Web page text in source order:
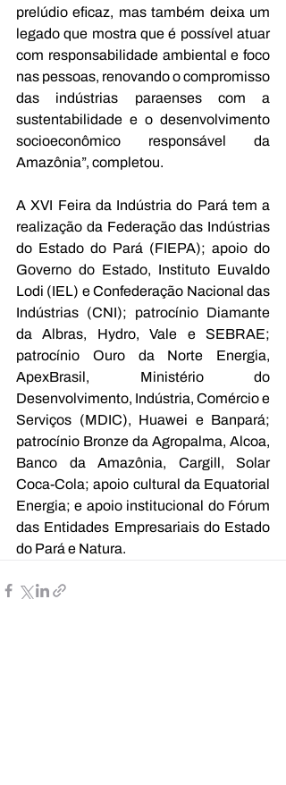
prelúdio eficaz, mas também deixa um
legado que mostra que é possível atuar
com responsabilidade ambiental e foco
nas pessoas, renovando o compromisso
das indústrias paraenses com a
sustentabilidade e o desenvolvimento
socioeconômico responsável da
Amazônia”, completou.
A XVI Feira da Indústria do Pará tem a
realização da Federação das Indústrias
do Estado do Pará (FIEPA); apoio do
Governo do Estado, Instituto Euvaldo
Lodi (IEL) e Confederação Nacional das
Indústrias (CNI); patrocínio Diamante
da Albras, Hydro, Vale e SEBRAE;
patrocínio Ouro da Norte Energia,
ApexBrasil, Ministério do
Desenvolvimento, Indústria, Comércio e
Serviços (MDIC), Huawei e Banpará;
patrocínio Bronze da Agropalma, Alcoa,
Banco da Amazônia, Cargill, Solar
Coca-Cola; apoio cultural da Equatorial
Energia; e apoio institucional do Fórum
das Entidades Empresariais do Estado
do Pará e Natura.